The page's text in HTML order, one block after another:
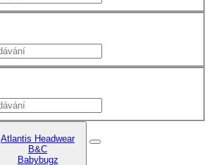
Atlantis Headwear
B&C
Babybugz